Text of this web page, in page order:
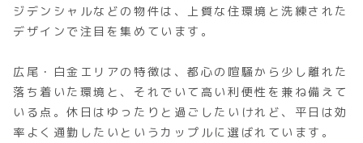
ジデンシャルなどの物件は、上質な住環境と洗練された
デザインで注目を集めています。
広尾・白金エリアの特徴は、都心の喧騒から少し離れた
落ち着いた環境と、それでいて高い利便性を兼ね備えて
いる点。休日はゆったりと過ごしたいけれど、平日は効
率よく通勤したいというカップルに選ばれています。